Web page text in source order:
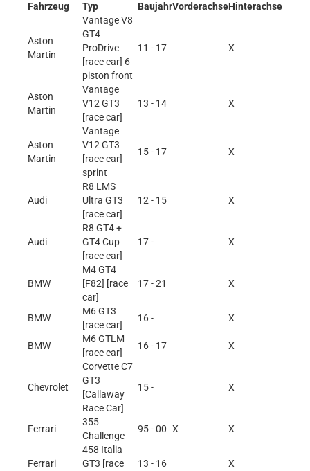
Fahrzeug Typ BaujahrVorderachseHinterachse
Aston
Martin
Vantage V8
GT4
ProDrive
[race car] 6
piston front
11 - 17 X
Aston
Martin
Vantage
V12 GT3
[race car]
13 - 14 X
Aston
Martin
Vantage
V12 GT3
[race car]
sprint
15 - 17 X
Audi
R8 LMS
Ultra GT3
[race car]
12 - 15 X
Audi
R8 GT4 +
GT4 Cup
[race car]
17 - X
BMW
M4 GT4
[F82] [race
car]
17 - 21 X
BMW
M6 GT3
[race car]
16 - X
BMW
M6 GTLM
[race car]
16 - 17 X
Chevrolet
Corvette C7
GT3
[Callaway
Race Car]
15 - X
Ferrari
355
Challenge
95 - 00 X X
Ferrari
458 Italia
GT3 [race
13 - 16 X